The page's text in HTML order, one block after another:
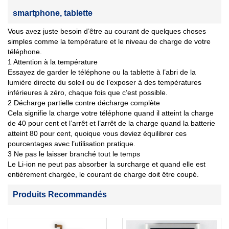
smartphone, tablette
Vous avez juste besoin d’être au courant de quelques choses
simples comme la température et le niveau de charge de votre
téléphone.
1 Attention à la température
Essayez de garder le téléphone ou la tablette à l’abri de la
lumière directe du soleil ou de l’exposer à des températures
inférieures à zéro, chaque fois que c’est possible.
2 Décharge partielle contre décharge complète
Cela signifie la charge votre téléphone quand il atteint la charge
de 40 pour cent et l’arrêt et l’arrêt de la charge quand la batterie
atteint 80 pour cent, quoique vous deviez équilibrer ces
pourcentages avec l’utilisation pratique.
3 Ne pas le laisser branché tout le temps
Le Li-ion ne peut pas absorber la surcharge et quand elle est
entièrement chargée, le courant de charge doit être coupé.
Produits Recommandés